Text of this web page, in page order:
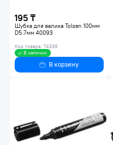
195 ₸
Шубка для валика Tolsen 100мм
D5.7мм 40093
Код товара: 74338
В наличии
В корзину